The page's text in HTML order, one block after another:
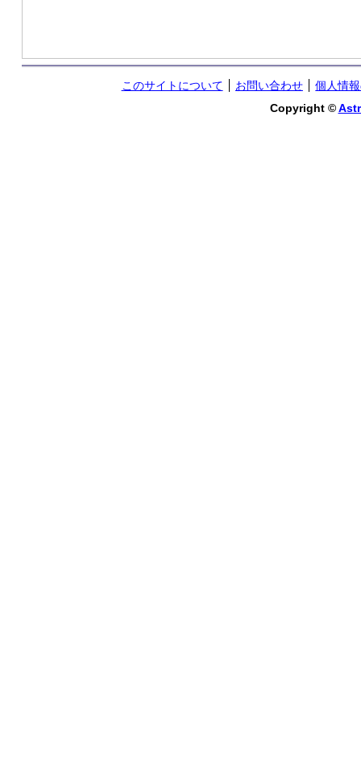
このサイトについて お問い合わせ
個人情
Copyright ©